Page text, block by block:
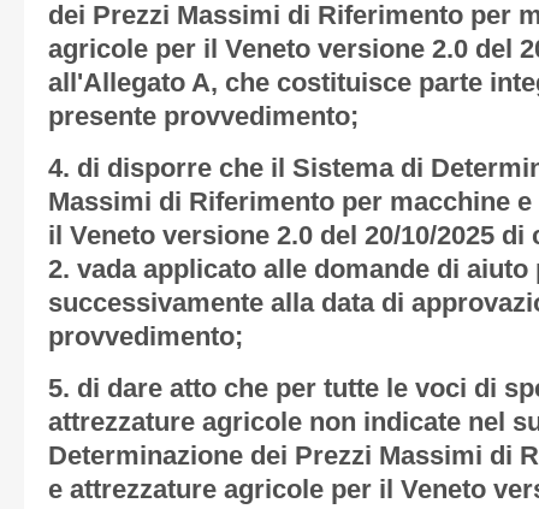
dei Prezzi Massimi di Riferimento per
agricole per il Veneto versione 2.0 del
all'Allegato A, che costituisce parte
presente provvedimento;
4. di disporre che il Sistema di
Massimi di Riferimento per macchine
il Veneto versione 2.0 del 20/10/2025
2. vada applicato alle domande di aiuto
successivamente alla data di
provvedimento;
5. di dare atto che per tutte le voci di
attrezzature agricole non indicate nel
Determinazione dei Prezzi Massimi di
e attrezzature agricole per il Veneto